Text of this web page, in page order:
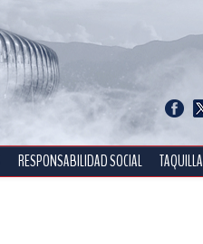
RESPONSABILIDAD SOCIAL TAQUILLA